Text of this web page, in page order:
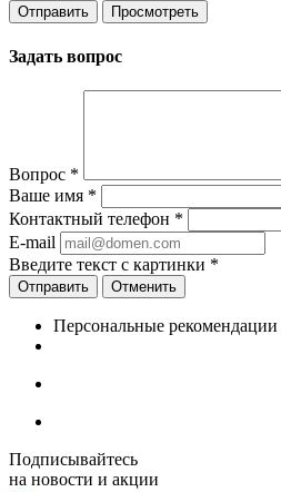
Задать вопрос
Вопрос *
Ваше имя *
Контактный телефон *
E-mail
Введите текст с картинки *
Отменить
Персональные рекомендации
Подписывайтесь
на новости и акции